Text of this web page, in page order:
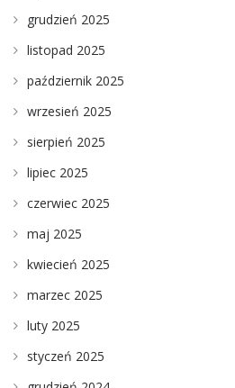
grudzień 2025
listopad 2025
październik 2025
wrzesień 2025
sierpień 2025
lipiec 2025
czerwiec 2025
maj 2025
kwiecień 2025
marzec 2025
luty 2025
styczeń 2025